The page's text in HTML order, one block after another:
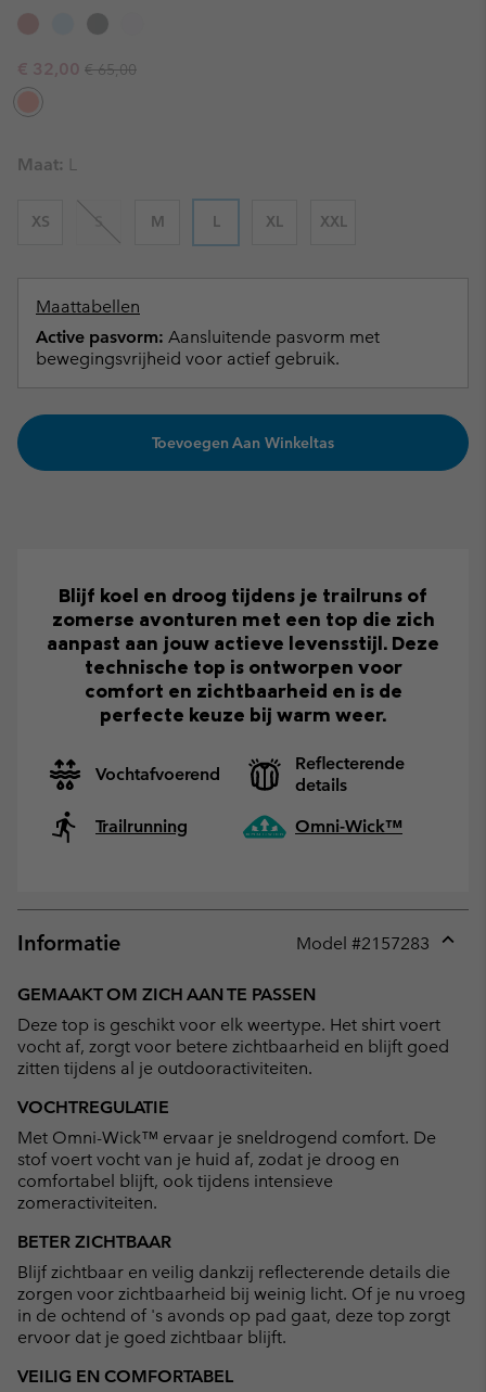
Sale price:
€ 32,00 Regular price:
€ 65,00
Maat:
XS S M L XL XXL
Maattabellen
Active pasvorm: Aansluitende pasvorm met
bewegingsvrijheid voor actief gebruik.
Toevoegen Aan Winkeltas
Blijf koel en droog tijdens je trailruns of
zomerse avonturen met een top die zich
aanpast aan jouw actieve levensstijl. Deze
technische top is ontworpen voor
comfort en zichtbaarheid en is de
perfecte keuze bij warm weer.
Vochtafvoerend
Reflecterende
details
Trailrunning
Omni-Wick™
Informatie Model #2157283
GEMAAKT OM ZICH AAN TE PASSEN
Deze top is geschikt voor elk weertype. Het shirt voert
vocht af, zorgt voor betere zichtbaarheid en blijft goed
zitten tijdens al je outdooractiviteiten.
VOCHTREGULATIE
Met Omni-Wick™ ervaar je sneldrogend comfort. De
stof voert vocht van je huid af, zodat je droog en
comfortabel blijft, ook tijdens intensieve
zomeractiviteiten.
BETER ZICHTBAAR
Blijf zichtbaar en veilig dankzij reflecterende details die
zorgen voor zichtbaarheid bij weinig licht. Of je nu vroeg
in de ochtend of 's avonds op pad gaat, deze top zorgt
ervoor dat je goed zichtbaar blijft.
VEILIG EN COMFORTABEL